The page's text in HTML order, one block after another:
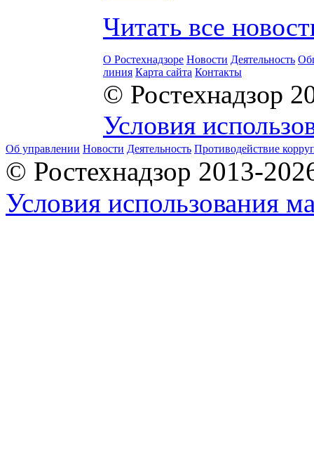
Читать все
О Ростехнадзоре Новости Деятельность
линия Карта сайта Контакты
© Ростехнадзор
Условия
Об управлении Новости Деятельность Противодействие
© Ростехнадзор 2013-
Условия использования